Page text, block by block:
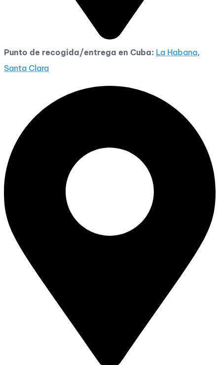
Punto de recogida/entrega en Cuba: La Habana,
Santa Clara